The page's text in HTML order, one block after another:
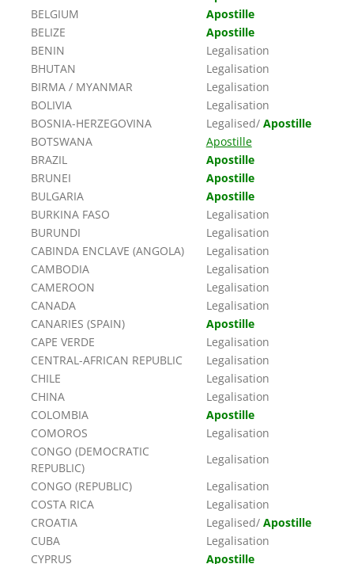
BELGIUM
Apostille
BELIZE
Apostille
BENIN
Legalisation
BHUTAN
Legalisation
BIRMA / MYANMAR
Legalisation
BOLIVIA
Legalisation
BOSNIA-HERZEGOVINA
Legalised/ Apostille
BOTSWANA
Apostille
BRAZIL
Apostille
BRUNEI
Apostille
BULGARIA
Apostille
BURKINA FASO
Legalisation
BURUNDI
Legalisation
CABINDA ENCLAVE (ANGOLA)
Legalisation
CAMBODIA
Legalisation
CAMEROON
Legalisation
CANADA
Legalisation
CANARIES (SPAIN)
Apostille
CAPE VERDE
Legalisation
CENTRAL-AFRICAN REPUBLIC
Legalisation
CHILE
Legalisation
CHINA
Legalisation
COLOMBIA
Apostille
COMOROS
Legalisation
CONGO (DEMOCRATIC
REPUBLIC)
Legalisation
CONGO (REPUBLIC)
Legalisation
COSTA RICA
Legalisation
CROATIA
Legalised/ Apostille
CUBA
Legalisation
CYPRUS
Apostille